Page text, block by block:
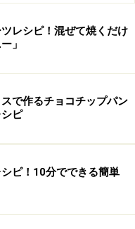
た粉類（薄力粉、ベー
レシピ！混ぜて焼くだけ
」
で作るチョコチップパン
ピ
ピ！10分でできる簡単